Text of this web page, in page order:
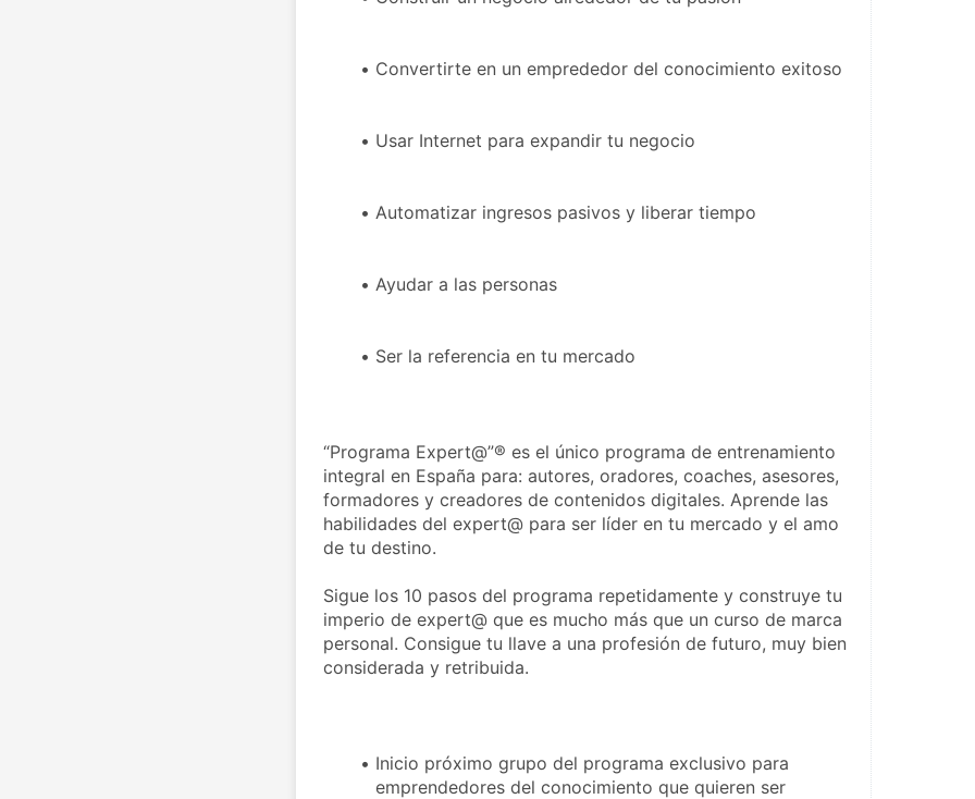
Convertirte en un emprededor del conocimiento exitoso
Usar Internet para expandir tu negocio
Automatizar ingresos pasivos y liberar tiempo
Ayudar a las personas
Ser la referencia en tu mercado
“Programa Expert@”® es el único programa de entrenamiento
integral en España para: autores, oradores, coaches, asesores,
formadores y creadores de contenidos digitales. Aprende las
habilidades del expert@ para ser líder en tu mercado y el amo
de tu destino.
Sigue los 10 pasos del programa repetidamente y construye tu
imperio de expert@ que es mucho más que un curso de marca
personal. Consigue tu llave a una profesión de futuro, muy bien
Inicio próximo grupo del programa exclusivo para
emprendedores del conocimiento que quieren ser